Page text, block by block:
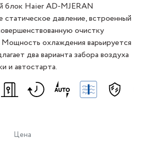
блок Haier AD-MJERAN
статическое давление, встроенный
очистку
охлаждения варьируется
два варианта забора воздуха
и автостарта.
Цена